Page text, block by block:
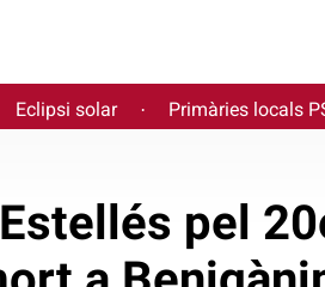
Eclipsi solar · Primàries locals
pel